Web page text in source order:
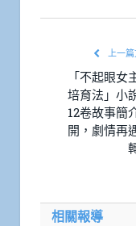
上一
「不起眼女
培育法」小
12卷故事簡
開，劇情再
相關報導